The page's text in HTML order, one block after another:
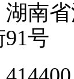
湖南
91号